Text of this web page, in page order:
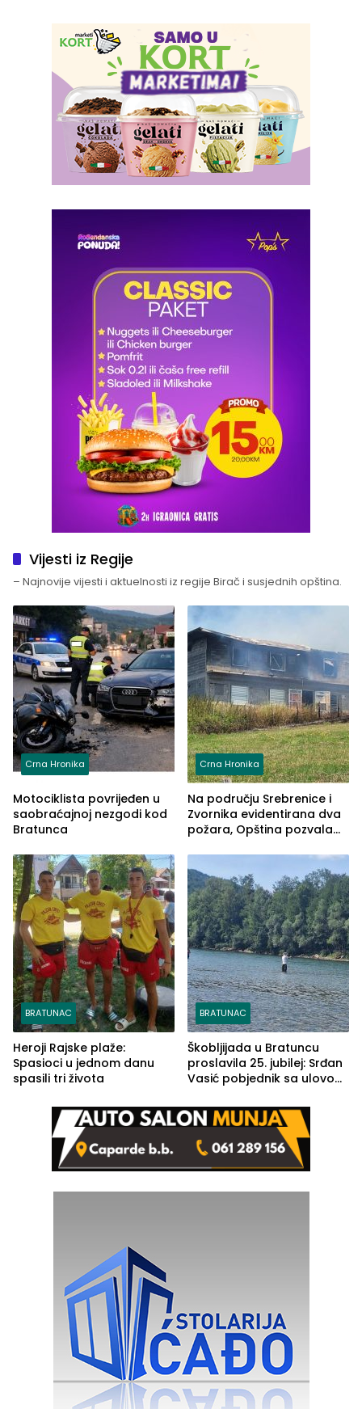
Vijesti iz Regije
– Najnovije vijesti i aktuelnosti iz regije Birač i susjednih opština.
Crna Hronika
Motociklista povrijeđen u
saobraćajnoj nezgodi kod
Bratunca
Crna Hronika
Na području Srebrenice i
Zvornika evidentirana dva
požara, Opština pozvala
BRATUNAC
Heroji Rajske plaže:
Spasioci u jednom danu
spasili tri života
BRATUNAC
Škobljijada u Bratuncu
proslavila 25. jubilej: Srđan
Vasić pobjednik sa ulovom